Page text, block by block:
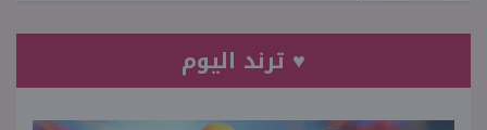
♥ ترند اليوم